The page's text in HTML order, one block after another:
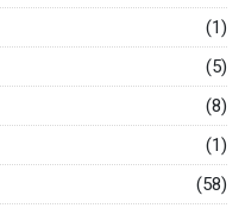
(1)
(5)
(8)
(1)
(58)